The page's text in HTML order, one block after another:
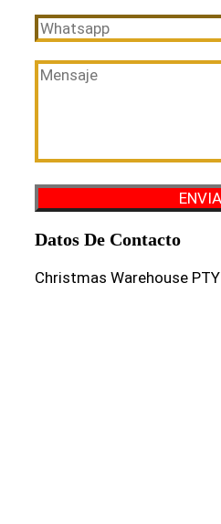
Datos De Contacto
Christmas Warehouse PTY